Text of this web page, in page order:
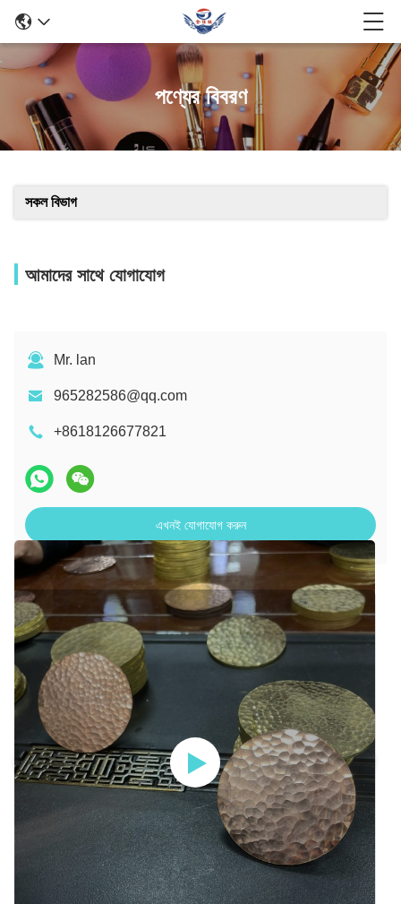
পণ্যের বিবরণ
সকল বিভাগ
আমাদের সাথে যোগাযোগ
Mr. lan
965282586@qq.com
+8618126677821
এখনই যোগাযোগ করুন